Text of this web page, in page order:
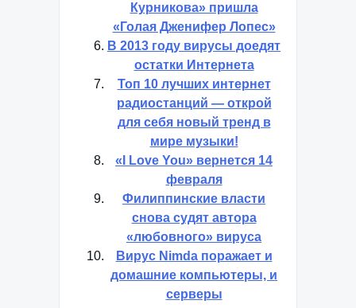
Курникова» пришла
«Голая Дженифер Лопес»
В 2013 году вирусы доедят
остатки Интернета
Топ 10 лучших интернет
радиостанций — открой
для себя новый тренд в
мире музыки!
«I Love You» вернется 14
февраля
Филиппинские власти
снова судят автора
«любовного» вируса
Вирус Nimda поражает и
домашние компьютеры, и
серверы